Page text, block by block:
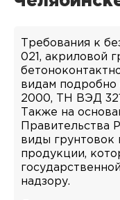
Требования к
021, акриловой
видам подробно
2000, ТН ВЭД
Также на
Правительства
виды грунтовок
продукции,
надзору.